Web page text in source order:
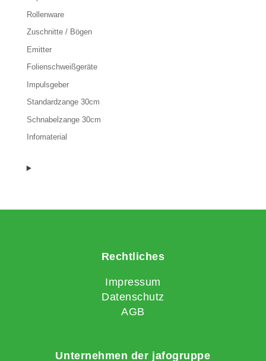
Rollenware
Zuschnitte / Bögen
Emitter
Folienschweißgeräte
Impulsgeber
Standardzange 30cm
Schnabelzange 30cm
Infomaterial
Rechtliches
Impressum
Datenschutz
AGB
Unternehmen der jafogruppe